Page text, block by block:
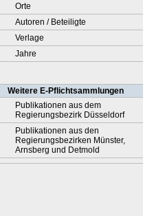
Orte
Autoren / Beteiligte
Verlage
Jahre
Weitere E-Pflichtsammlungen
Publikationen aus dem
Regierungsbezirk Düsseldorf
Publikationen aus den
Regierungsbezirken Münster,
Arnsberg und Detmold